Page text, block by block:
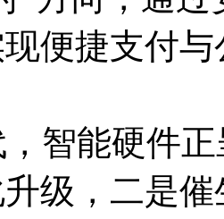
便捷支付
智能硬件
级，二是